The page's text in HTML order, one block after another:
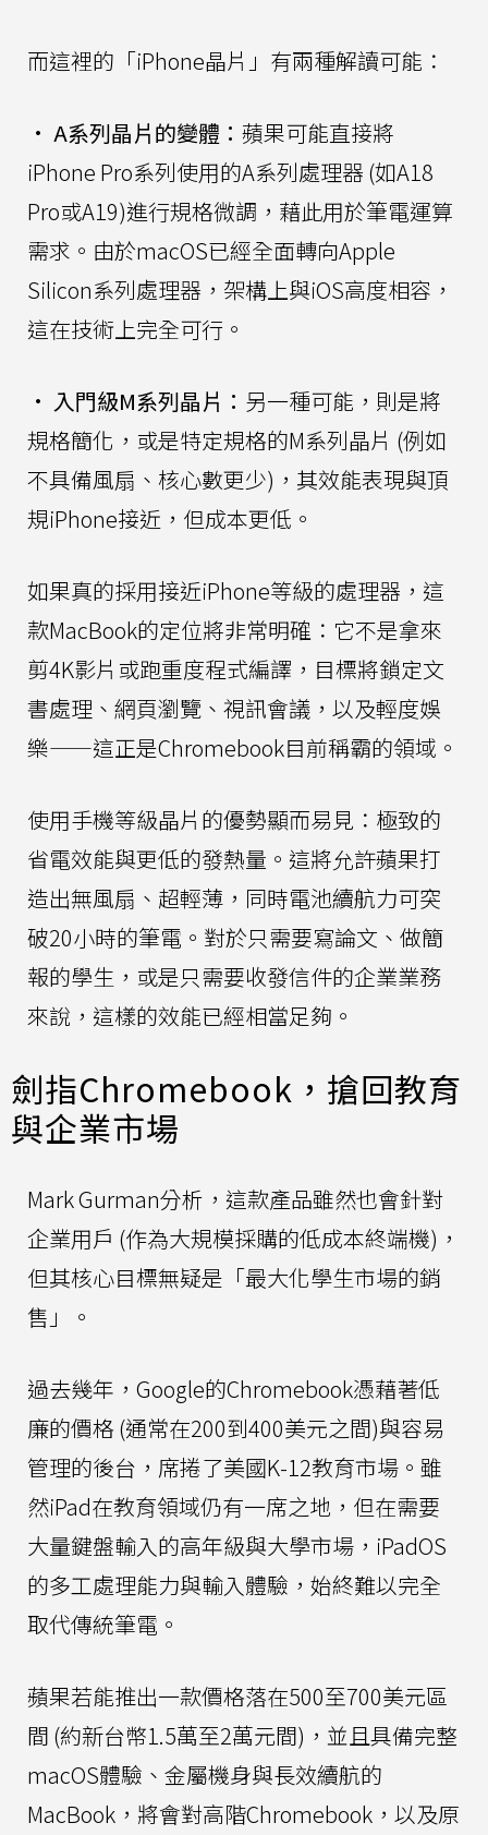
而這裡的「iPhone晶片」有兩種解讀可能：
• A系列晶片的變體： 蘋果可能直接將
iPhone Pro系列使用的A系列處理器 (如A18
Pro或A19)進行規格微調，藉此用於筆電運算
需求。由於macOS已經全面轉向Apple
Silicon系列處理器，架構上與iOS高度相容，
這在技術上完全可行。
• 入門級M系列晶片： 另一種可能，則是將
規格簡化，或是特定規格的M系列晶片 (例如
不具備風扇、核心數更少)，其效能表現與頂
規iPhone接近，但成本更低。
如果真的採用接近iPhone等級的處理器，這
款MacBook的定位將非常明確：它不是拿來
剪4K影片或跑重度程式編譯，目標將鎖定文
書處理、網頁瀏覽、視訊會議，以及輕度娛
樂——這正是Chromebook目前稱霸的領域。
使用手機等級晶片的優勢顯而易見：極致的
省電效能與更低的發熱量。這將允許蘋果打
造出無風扇、超輕薄，同時電池續航力可突
破20小時的筆電。對於只需要寫論文、做簡
報的學生，或是只需要收發信件的企業業務
來說，這樣的效能已經相當足夠。
劍指Chromebook，搶回教育
與企業市場
Mark Gurman分析，這款產品雖然也會針對
企業用戶 (作為大規模採購的低成本終端機)，
但其核心目標無疑是「最大化學生市場的銷
售」。
過去幾年，Google的Chromebook憑藉著低
廉的價格 (通常在200到400美元之間)與容易
管理的後台，席捲了美國K-12教育市場。雖
然iPad在教育領域仍有一席之地，但在需要
大量鍵盤輸入的高年級與大學市場，iPadOS
的多工處理能力與輸入體驗，始終難以完全
取代傳統筆電。
蘋果若能推出一款價格落在500至700美元區
間 (約新台幣1.5萬至2萬元間)，並且具備完整
macOS體驗、金屬機身與長效續航的
MacBook，將會對高階Chromebook，以及原